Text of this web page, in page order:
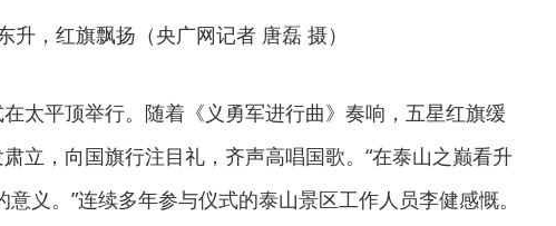
升，红旗飘扬（央广网记者 唐磊 摄）
太平顶举行。随着《义勇军进行曲》奏响，五星红旗缓
立，向国旗行注目礼，齐声高唱国歌。“在泰山之巅看升
意义。”连续多年参与仪式的泰山景区工作人员李健感慨。